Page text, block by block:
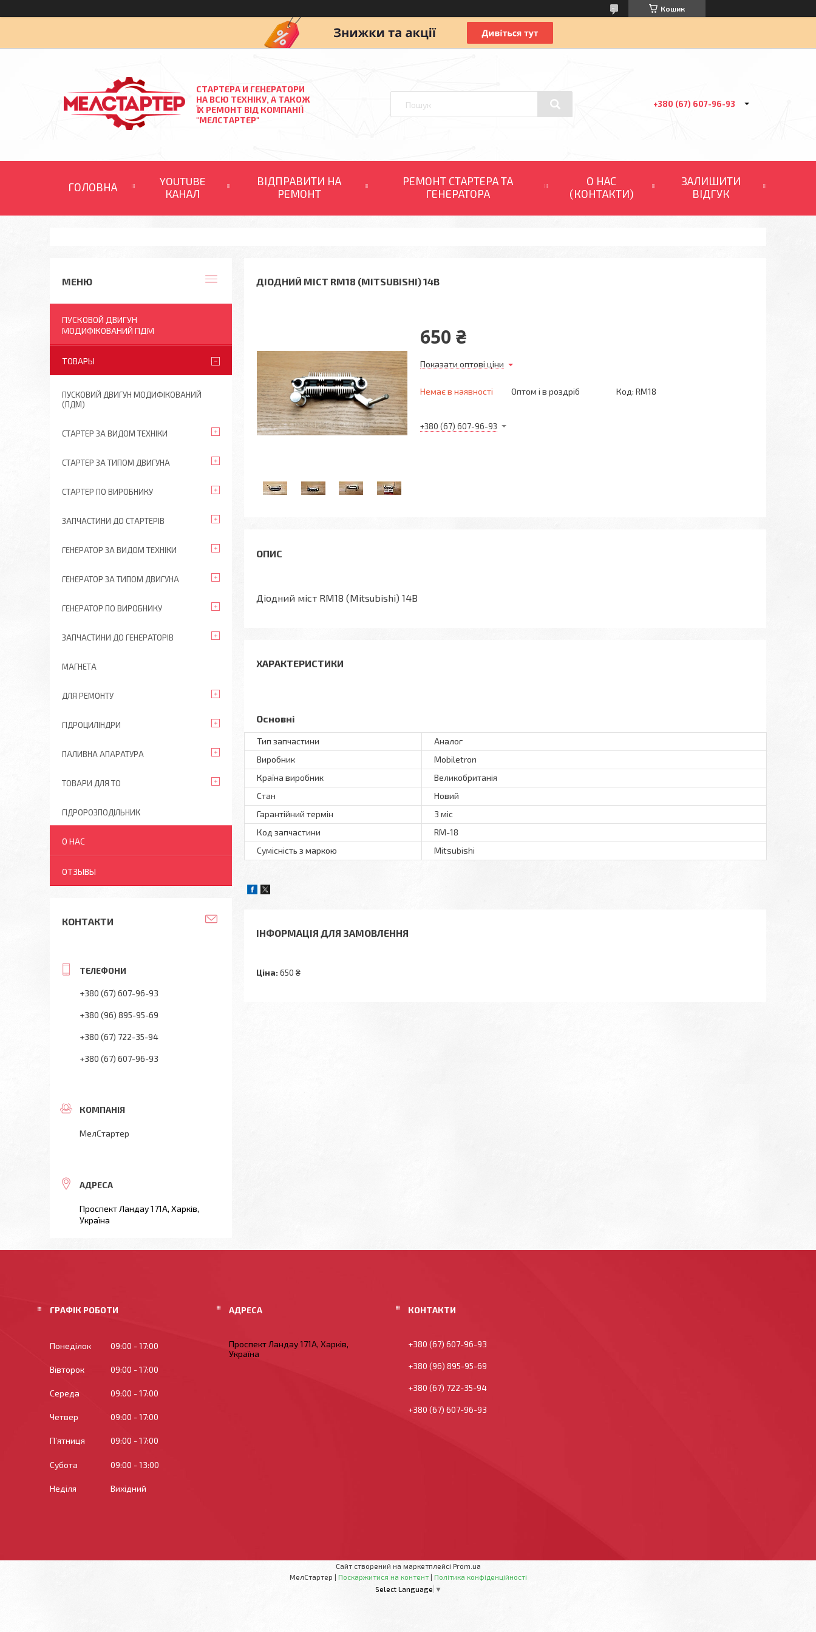
Кошик
СТАРТЕРА И ГЕНЕРАТОРИ
НА ВСЮ ТЕХНІКУ, А ТАКОЖ
ЇХ РЕМОНТ ВІД КОМПАНІЇ
"МЕЛСТАРТЕР"
+380 (67) 607-96-93
ГОЛОВНА
YOUTUBE
КАНАЛ
ВІДПРАВИТИ НА
РЕМОНТ
РЕМОНТ СТАРТЕРА ТА
ГЕНЕРАТОРА
О НАС
(КОНТАКТИ)
ЗАЛИШИТИ
ВІДГУК
ДІОДНИЙ МІСТ RM18 (MITSUBISHI) 14В
650 ₴
Показати оптові ціни
Немає в наявності Оптом і в роздріб Код: RM18
+380 (67) 607-96-93
Діодний міст RM18 (Mitsubishi) 14В
ХАРАКТЕРИСТИКИ
Основні
Тип запчастини
Аналог
Виробник
Mobiletron
Країна виробник
Великобританія
Стан
Новий
Гарантійний термін
3 міс
Код запчастини
RM-18
Сумісність з маркою
Mitsubishi
ІНФОРМАЦІЯ ДЛЯ ЗАМОВЛЕННЯ
Ціна: 650 ₴
ПУСКОВОЙ ДВИГУН
МОДИФІКОВАНИЙ ПДМ
ТОВАРЫ
ПУСКОВИЙ ДВИГУН МОДИФІКОВАНИЙ
(ПДМ)
СТАРТЕР ЗА ВИДОМ ТЕХНІКИ
СТАРТЕР ЗА ТИПОМ ДВИГУНА
СТАРТЕР ПО ВИРОБНИКУ
ЗАПЧАСТИНИ ДО СТАРТЕРІВ
ГЕНЕРАТОР ЗА ВИДОМ ТЕХНІКИ
ГЕНЕРАТОР ЗА ТИПОМ ДВИГУНА
ГЕНЕРАТОР ПО ВИРОБНИКУ
ЗАПЧАСТИНИ ДО ГЕНЕРАТОРІВ
МАГНЕТА
ДЛЯ РЕМОНТУ
ГІДРОЦИЛІНДРИ
ПАЛИВНА АПАРАТУРА
ТОВАРИ ДЛЯ ТО
ГІДРОРОЗПОДІЛЬНИК
О НАС
ОТЗЫВЫ
КОНТАКТИ
+380 (67) 607-96-93
+380 (96) 895-95-69
+380 (67) 722-35-94
+380 (67) 607-96-93
МелСтартер
Проспект Ландау 171А, Харків,
Україна
ГРАФІК РОБОТИ
Понеділок 09:00 17:00
Вівторок 09:00 17:00
Середа 09:00 17:00
Четвер 09:00 17:00
Пʼятниця 09:00 17:00
Субота 09:00 13:00
Неділя Вихідний
Проспект Ландау 171А, Харків,
Україна
+380 (67) 607-96-93
+380 (96) 895-95-69
+380 (67) 722-35-94
+380 (67) 607-96-93
Сайт створений на маркетплейсі Prom.ua
МелСтартер | Поскаржитися на контент | Політика конфіденційності
Select Language ▼